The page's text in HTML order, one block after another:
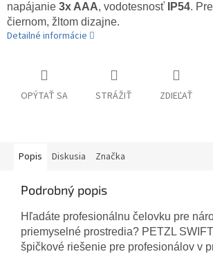
napájanie 3x AAA, vodotesnosť IP54.
čiernom, žltom dizajne.
Detailné informácie
OPÝTAŤ SA STRÁŽIŤ ZDIEĽAŤ
Popis Diskusia Značka
Podrobný popis
Hľadáte profesionálnu čelovku pre
priemyselné prostredia? PETZL
špičkové riešenie pre profesionálov v